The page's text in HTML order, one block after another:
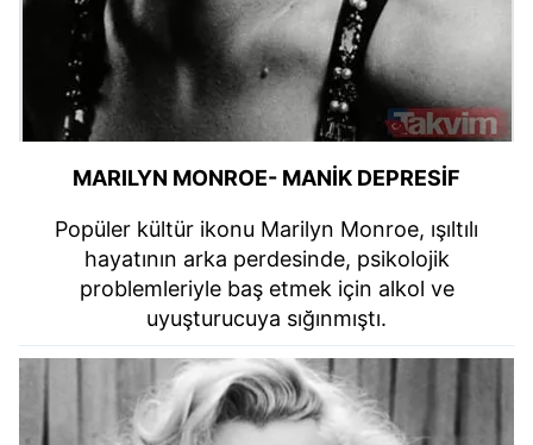
MARILYN MONROE- MANİK DEPRESİF
Popüler kültür ikonu Marilyn Monroe, ışıltılı
hayatının arka perdesinde, psikolojik
problemleriyle baş etmek için alkol ve
uyuşturucuya sığınmıştı.